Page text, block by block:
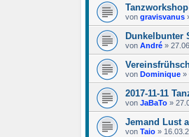
Tanzworkshop
von gravisvanus
Dunkelbunter
von André »
von Dominique »
2017-11-11
von JaBaTo »
Jemand Lust
von Taio »